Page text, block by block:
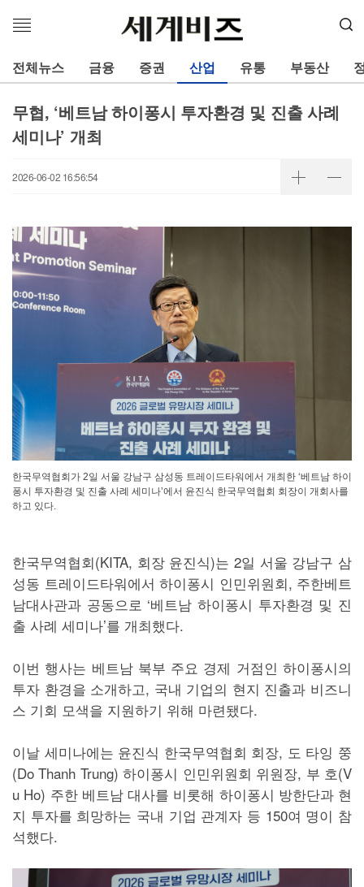
메
열
기
전체뉴스 금융 증권 산업 유통 부동산
무협, ‘베트남 하이퐁시 투자환경 및 진출 사례
세미나’ 개최
2026-06-02 16:56:54
한국무역협회가 2일 서울 강남구 삼성동 트레이드타워에서 개최한 ‘베트남 하이
퐁시 투자환경 및 진출 사례 세미나’에서 윤진식 한국무역협회 회장이 개회사를
하고 있다.
한국무역협회(KITA, 회장 윤진식)는 2일 서울 강남구 삼
성동 트레이드타워에서 하이퐁시 인민위원회, 주한베트
남대사관과 공동으로 ‘베트남 하이퐁시 투자환경 및 진
출 사례 세미나’를 개최했다.
이번 행사는 베트남 북부 주요 경제 거점인 하이퐁시의
투자 환경을 소개하고, 국내 기업의 현지 진출과 비즈니
스 기회 모색을 지원하기 위해 마련됐다.
이날 세미나에는 윤진식 한국무역협회 회장, 도 타잉 쭝
(Do Thanh Trung) 하이퐁시 인민위원회 위원장, 부 호(V
u Ho) 주한 베트남 대사를 비롯해 하이퐁시 방한단과 현
지 투자를 희망하는 국내 기업 관계자 등 150여 명이 참
석했다.